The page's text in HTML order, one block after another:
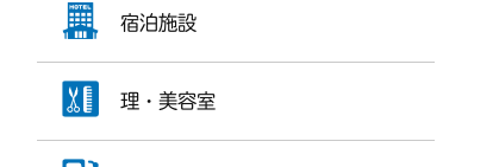
宿泊施設
理・美容室